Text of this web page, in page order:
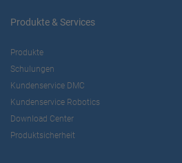
Produkte & Services
Produkte
Schulungen
Kundenservice DMC
Kundenservice Robotics
Download Center
Produktsicherheit